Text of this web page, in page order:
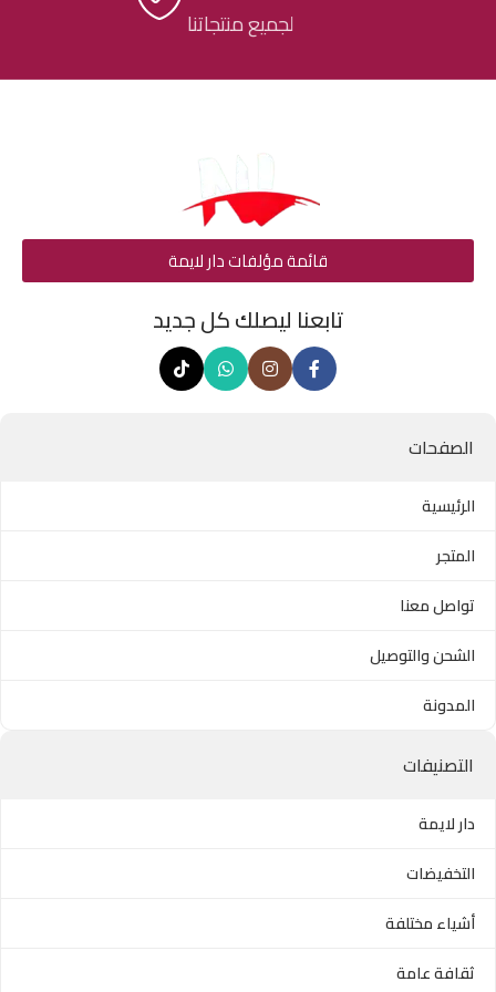
لجميع منتجاتنا
قائمة مؤلفات دار لايمة
تابعنا ليصلك كل جديد
الصفحات
الرئيسية
المتجر
تواصل معنا
الشحن والتوصيل
المدونة
التصنيفات
دار لايمة
التخفيضات
أشياء مختلفة
ثقافة عامة